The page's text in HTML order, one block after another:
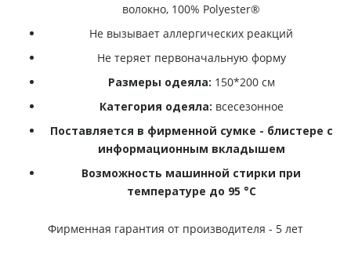
волокно, 100% Polyester®
Не вызывает аллергических реакций
Не теряет первоначальную форму
Размеры одеяла: 150*200 см
Категория одеяла: всесезонное
Поставляется в фирменной сумке - блистере с
информационным вкладышем
Возможность машинной стирки при
температуре до 95 °С
Фирменная гарантия от производителя - 5 лет